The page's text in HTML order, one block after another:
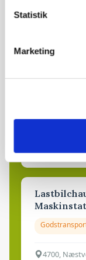
Statistik
Marketing
Grise
6950,
Anlæg
4690, Haslev
4700,